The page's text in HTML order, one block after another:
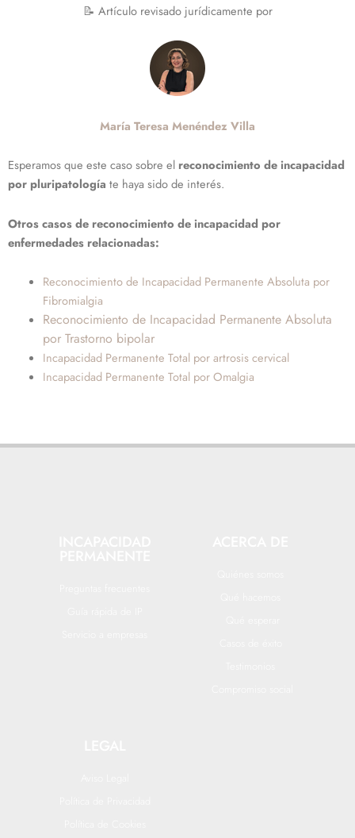
📝 Artículo revisado jurídicamente por
María Teresa Menéndez Villa
Esperamos que este caso sobre el reconocimiento deincapacidad
por pluripatología te haya sido de interés.
Otros casos de reconocimiento de incapacidad por
enfermedades relacionadas:
Reconocimiento de Incapacidad Permanente Absoluta por
Fibromialgia
Reconocimiento de Incapacidad Permanente Absoluta
por Trastorno bipolar
Incapacidad Permanente Total por artrosis cervical
Incapacidad Permanente Total por Omalgia